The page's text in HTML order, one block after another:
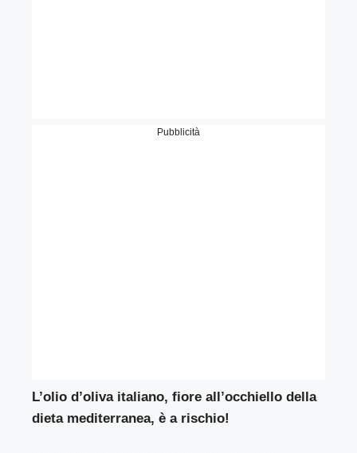
Pubblicità
L’olio d’oliva italiano, fiore all’occhiello della
dieta mediterranea, è a rischio!